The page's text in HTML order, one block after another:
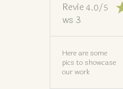
4.0/5
Revie
ws 3
Here are some
pics to showcase
our work